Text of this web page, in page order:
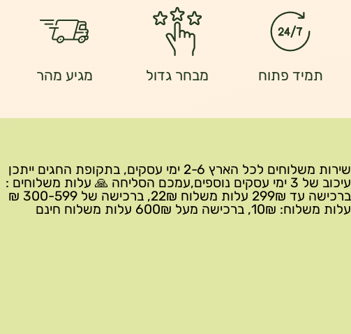
תמיד פתוח מבחר גדול מגיע מהר
שירות משלוחים לכל הארץ 2-6 ימי עסקים, בתקופת החגים ייתכן
עיכוב של 3 ימי עסקים נוספים,עמכם הסליחה 🙏 עלות משלוחים :
ברכישה עד 299₪ עלות משלוח 22₪, ברכישה של 300-599 ₪
עלות משלוח: 10₪, ברכישה מעל 600₪ עלות משלוח חינם